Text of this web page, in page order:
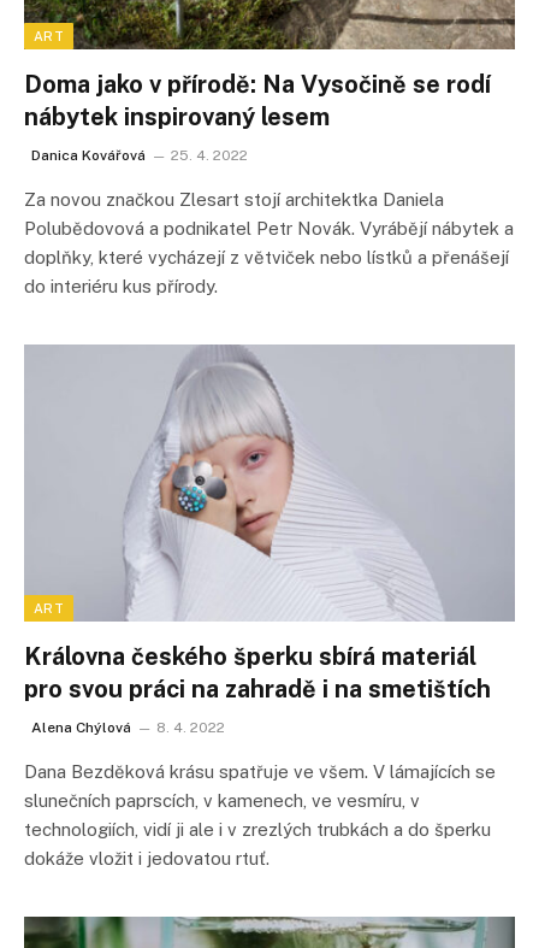
ART
Doma jako v přírodě: Na Vysočině se rodí
nábytek inspirovaný lesem
Danica Kovářová 25. 4. 2022
Za novou značkou Zlesart stojí architektka Daniela
Polubědovová a podnikatel Petr Novák. Vyrábějí nábytek a
doplňky, které vycházejí z větviček nebo lístků a přenášejí
do interiéru kus přírody.
ART
Královna českého šperku sbírá materiál
pro svou práci na zahradě i na smetištích
Alena Chýlová 8. 4. 2022
Dana Bezděková krásu spatřuje ve všem. V lámajících se
slunečních paprscích, v kamenech, ve vesmíru, v
technologiích, vidí ji ale i v zrezlých trubkách a do šperku
dokáže vložit i jedovatou rtuť.